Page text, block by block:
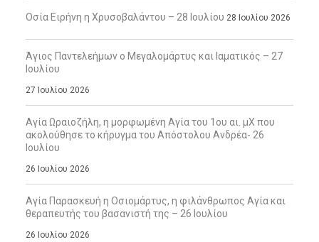
Οσία Ειρήνη η Χρυσοβαλάντου – 28 Ιουλίου 28 Ιουλίου 2026
Άγιος Παντελεήμων ο Μεγαλομάρτυς και Ιαματικός – 27
Ιουλίου
27 Ιουλίου 2026
Αγία Ωραιοζήλη, η μορφωμένη Αγία του 1ου αι. μΧ που
ακολούθησε το κήρυγμα του Απόστολου Ανδρέα- 26
Ιουλίου
26 Ιουλίου 2026
Αγία Παρασκευή η Οσιομάρτυς, η φιλάνθρωπος Αγία και
θεραπευτής του βασανιστή της – 26 Ιουλίου
26 Ιουλίου 2026